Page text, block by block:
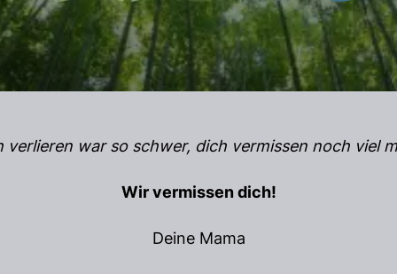
verlieren war so schwer, dich vermissen noch viel
Wir vermissen dich!
Deine Mama